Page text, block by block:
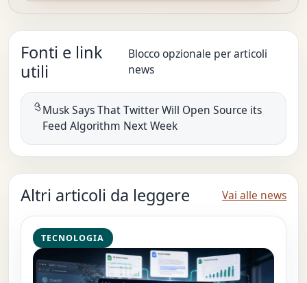
Fonti e link
utili
Blocco opzionale per articoli
news
Musk Says That Twitter Will Open Source its
Feed Algorithm Next Week
Altri articoli da leggere Vai alle news
TECNOLOGIA